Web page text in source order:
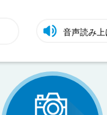
音声読み上